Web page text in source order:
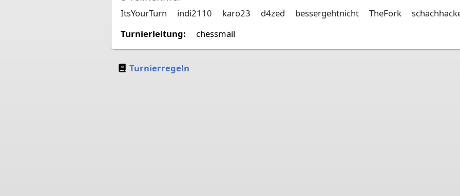
ItsYourTurn indi2110 karo23 d4zed bessergehtnicht TheFork
Turnierleitung:
chessmail
Turnierregeln